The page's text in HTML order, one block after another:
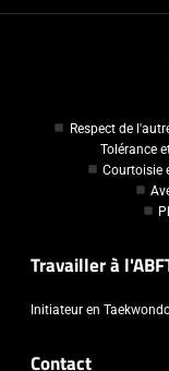
Respect de
Tolérance
Courtoisie
Travailler à
Initiateur en
Contact